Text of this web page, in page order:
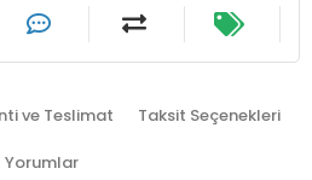
ve Teslimat Taksit Seçenekleri
Yorumlar